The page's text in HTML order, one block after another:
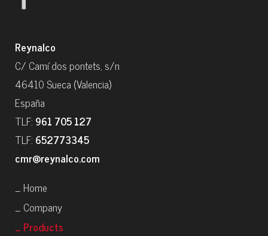
Reynalco
C/ Camí dos pontets, s/n
46410 Sueca (Valencia)
España
TLF: 961 705 127
TLF: 652773345
cmr@reynalco.com
_ Home
_ Company
_ Products